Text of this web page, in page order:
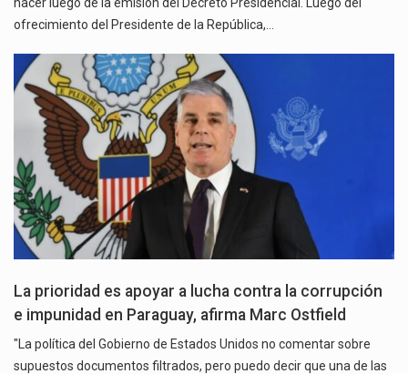
ofrecimiento del Presidente de la República,…
La prioridad es apoyar a lucha contra la corrupción
e impunidad en Paraguay, afirma Marc Ostfield
"La política del Gobierno de Estados Unidos no comentar sobre
supuestos documentos filtrados, pero puedo decir que una de las